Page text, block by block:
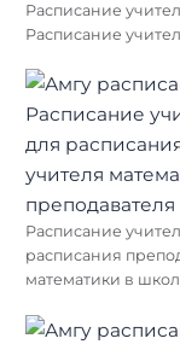
Расписание
Расписание
Расписание
расписания
математики в